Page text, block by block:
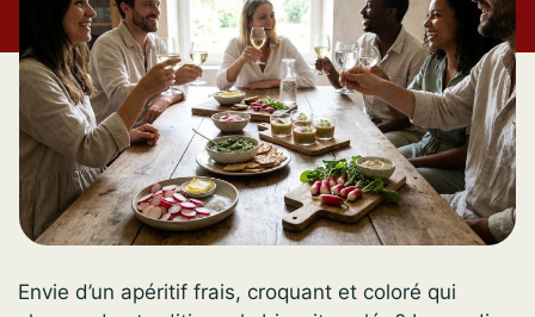
Envie d’un apéritif frais, croquant et coloré qui